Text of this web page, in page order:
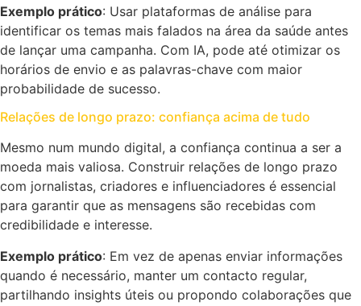
Exemplo prático: Usar plataformas de análise para
identificar os temas mais falados na área da saúde antes
de lançar uma campanha. Com IA, pode até otimizar os
horários de envio e as palavras-chave com maior
probabilidade de sucesso.
Relações de longo prazo: confiança acima de tudo
Mesmo num mundo digital, a confiança continua a ser a
moeda mais valiosa. Construir relações de longo prazo
com jornalistas, criadores e influenciadores é essencial
para garantir que as mensagens são recebidas com
credibilidade e interesse.
Exemplo prático: Em vez de apenas enviar informações
quando é necessário, manter um contacto regular,
partilhando insights úteis ou propondo colaborações que